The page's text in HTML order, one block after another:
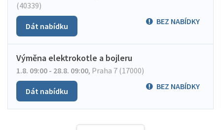
(40339)
BEZ NABÍDKY
Dát nabídku
Výměna elektrokotle a bojleru
1.8. 09:00 - 28.8. 09:00, Praha 7 (17000)
BEZ NABÍDKY
Dát nabídku